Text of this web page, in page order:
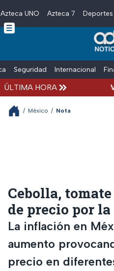
Skip to main content
Azteca UNO Azteca 7 Deportes
Seguridad Internacional
ÚLTIMA HORA
/ México / Nota
Cebolla,
de precio por
La inflación en
aumento
precio en